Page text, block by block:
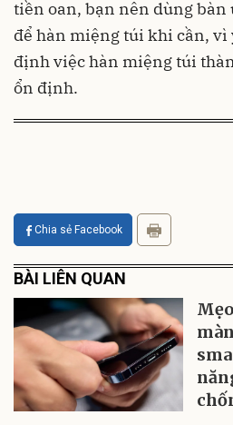
tiền oan, bạn nên dùng bàn
để hàn miệng túi khi cần, vì
định việc hàn miệng túi
ổn định.
Chia sẻ Facebook
BÀI LIÊN QUAN